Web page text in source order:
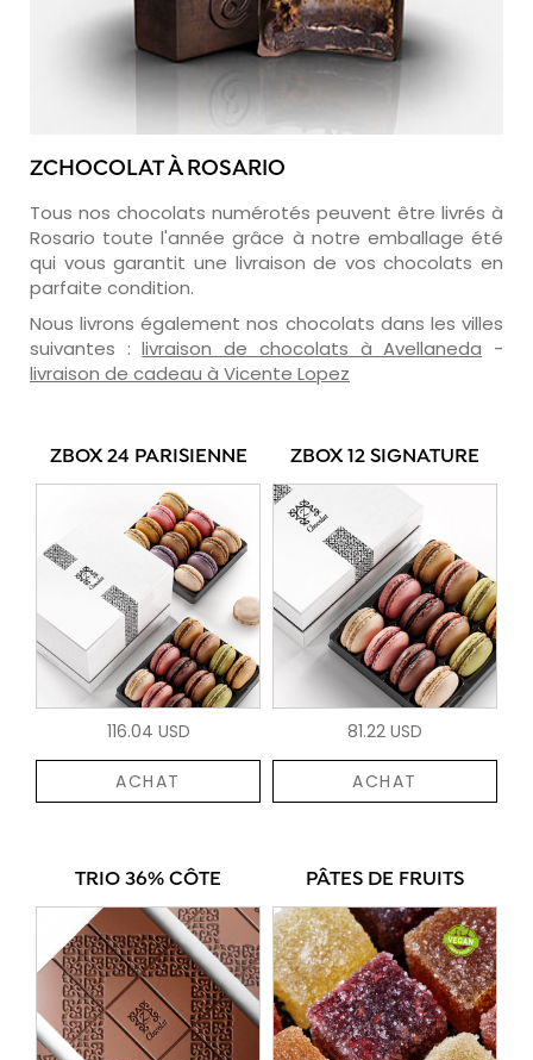
ZCHOCOLAT À ROSARIO
Tous nos chocolats numérotés peuvent être livrés à
Rosario toute l'année grâce à notre emballage été
qui vous garantit une livraison de vos chocolats en
parfaite condition.
Nous livrons également nos chocolats dans les villes
suivantes :livraison de chocolats à Avellaneda -
livraison de cadeau à Vicente Lopez
ZBOX 24 PARISIENNE
116.04 USD
ACHAT
ZBOX 12 SIGNATURE
81.22 USD
ACHAT
TRIO 36% CÔTE PÂTES DE FRUITS